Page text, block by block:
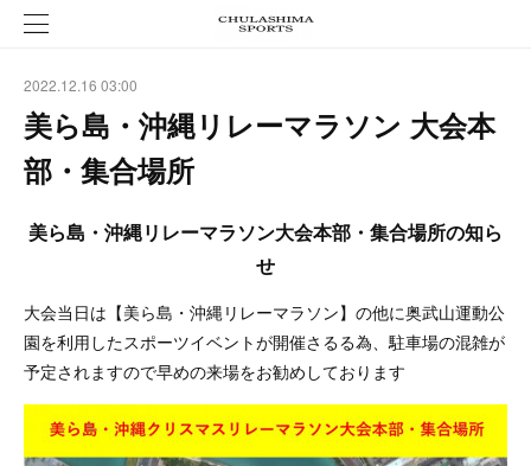
2022.12.16 03:00
美ら島・沖縄リレーマラソン 大会本
部・集合場所
美ら島・沖縄リレーマラソン大会本部・集合場所の知ら
せ
大会当日は【美ら島・沖縄リレーマラソン】の他に奥武山運動公
園を利用したスポーツイベントが開催さるる為、駐車場の混雑が
予定されますので早めの来場をお勧めしております